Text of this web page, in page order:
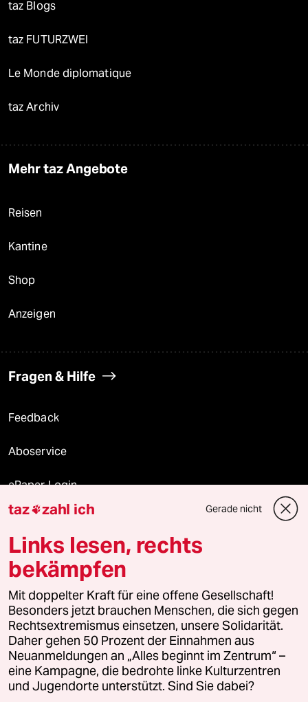
taz Blogs
taz FUTURZWEI
Le Monde diplomatique
taz Archiv
Mehr taz Angebote
Reisen
Kantine
Shop
Anzeigen
Fragen & Hilfe
Feedback
Aboservice
ePaper Login
Downloads für Abonnierende
© 2026 taz Verlags und Vertriebs GmbH
Alle Rechte vorbehalten. Bei rechtlichen Fragen oder für Genehmigungen
wenden Sie sich bitte an
lizenzen@taz.de
Feedback Redaktionsstatut Kommune-Richtlinien
Leitlinie Informant Datenschutz Impressum AGB
taz zahl ich Gerade nicht
Links lesen, rechts
bekämpfen
Mit doppelter Kraft für eine offene Gesellschaft!
Besonders jetzt brauchen Menschen, die sich gegen
Rechtsextremismus einsetzen, unsere Solidarität.
Daher gehen 50 Prozent der Einnahmen aus
Neuanmeldungen an „Alles beginnt im Zentrum“ –
eine Kampagne, die bedrohte linke Kulturzentren
und Jugendorte unterstützt. Sind Sie dabei?